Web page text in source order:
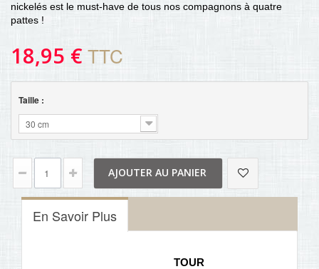
nickelés est le must-have de tous nos compagnons à quatre
pattes !
18,95 € TTC
Taille :
30 cm
AJOUTER AU PANIER
En Savoir Plus
TOUR